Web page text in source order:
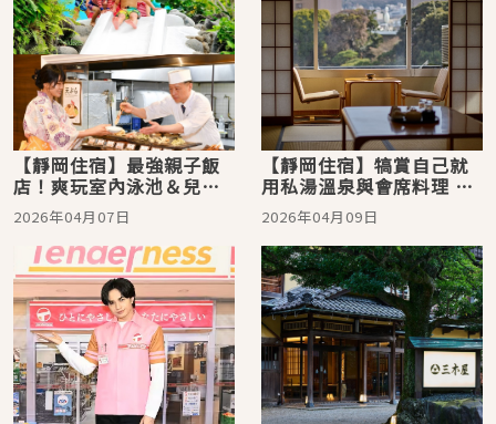
【靜岡住宿】最強親子飯
店！爽玩室內泳池＆兒童
樂園 首選伊豆熱川溫泉
Katara RESORT&SPA
2026年04月07日
【靜岡住宿】犒賞自己就
用私湯溫泉與會席料理 入
住隱藏秘境「伊東遊季亭
溫泉旅館」
2026年04月09日